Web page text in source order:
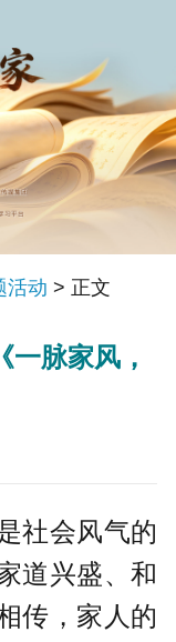
活动 > 正文
脉家风，
会风气的
道兴盛、和
传，家人的